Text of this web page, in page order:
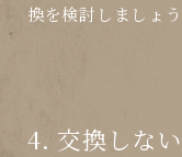
換を検討しましょう
4. 交換しな